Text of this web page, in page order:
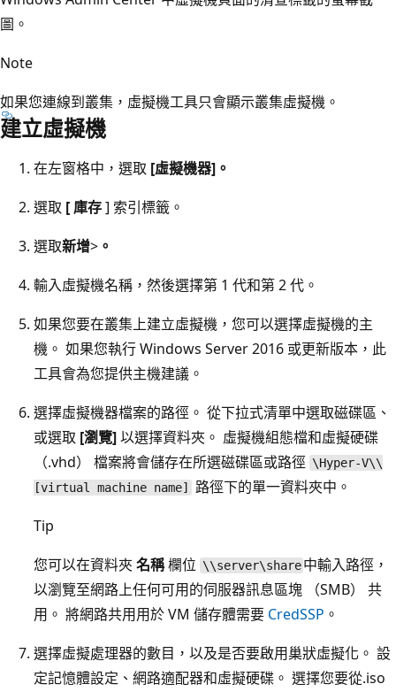
圖。
Note
如果您連線到叢集，虛擬機工具只會顯示叢集虛擬機。
建立虛擬機
在左窗格中，選取 [虛擬機器]。
選取 [ 庫存] 索引標籤。
選取新增> 。
輸入虛擬機名稱，然後選擇第 1 代和第 2 代。
如果您要在叢集上建立虛擬機，您可以選擇虛擬機的主
機。 如果您執行 Windows Server 2016 或更新版本，此
工具會為您提供主機建議。
選擇虛擬機器檔案的路徑。 從下拉式清單中選取磁碟區、
或選取 [瀏覽]以選擇資料夾。 虛擬機組態檔和虛擬硬碟
（.vhd） 檔案將會儲存在所選磁碟區或路徑 \Hyper-V\\
[virtual machine name]
路徑下的單一資料夾中。
Tip
您可以在資料夾名稱欄位 \\server\share 中輸入路徑，
以瀏覽至網路上任何可用的伺服器訊息區塊 （SMB） 共
用。 將網路共用用於 VM 儲存體需要 CredSSP 。
選擇虛擬處理器的數目，以及是否要啟用巢狀虛擬化。 設
定記憶體設定、網路適配器和虛擬硬碟。 選擇您要從.iso